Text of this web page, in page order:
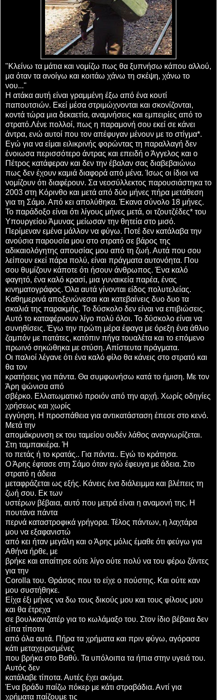
"Κλείνω τα μάτια και νομίζω πως θα ξυπνήσω κάπου αλλού,
μα όταν τα ανοίγω και κοιτάω χάνω τη σκέψη, χάνω το
νου..."
Η ατάκα αυτή είναι γραμμένη έξω από ένα κουτί
παπουτσιών. Εκεί μέσα στριμώχνονται και σκονίζονται,
κοντά τώρα μια δεκαετία, αναμνήσεις και εμπειρίες από το
στρατό.Λένε πολλοί, πως η παραμονή σου εκεί σε κάνει
άντρα, ενώ αυτοί που τον απέφυγαν μένουν με το στίγμα*.
Εγώ για να είμαι ειλικρινής φορώντας τη παραλλαγή δεν
ένοιωσα περισσότερο άντρας και επειδή ο Άγγελος και ο
Πέτρος κατάφεραν και δεν την έβαλαν σας διαβεβαιώνω
πως δεν έχουν καμιά διαφορά από μένα. Ίσως οι ίδιοι να
νομίζουν ότι διαφέρουν. Σα νεοσύλλεκτος παρουσιάστηκα το
2003 στη Κόρινθο και μετά από δύο μήνες πήρα μετάθεση
για τη Σάμο. Από κει απολύθηκα. Έκανα σύνολο 18 μήνες.
Το παράδοξο είναι ότι λίγους μήνες μετά, οι τζουτζέδες* του
Υπουργείου Άμυνας μείωσαν την θητεία στο μισό.
Περίμεναν εμένα μάλλον να φύγω. Ποτέ δεν κατάλαβα την
ανούσια παρουσία μου στο στρατό σε βάρος της
αδικαιολόγητης απουσίας μου από τη ζωή. Αυτά που σου
λείπουν εκεί πάρα πολύ, είναι πράγματα αυτονόητα. Που
σου θυμίζουν κάποτε ότι ήσουν άνθρωπος. Ένα καλό
φαγητό, ένα καλό κρασί, μια γυναικεία παρέα, ένας
κινηματογράφος. Όλα αυτά γίνονται είδος πολυτελείας.
Καθημερινά αποξενώνεσαι και κατεβαίνεις δυο δυο τα
σκαλιά της παρακμής. Το δύσκολο δεν είναι να επιβιώσεις.
Αυτό το καταφέρνουν λίγο πολύ όλοι. Το δύσκολο είναι να
συνηθίσεις. Έγω την πρώτη μέρα έφαγα με όρεξη ένα άθλιο
ζαμπόν με πατάτες, κατόπιν πήγα τουαλέτα και το επόμενο
πρωινό σηκώθηκα με στύση. Απίστευτα πράγματα.
Οι παλιοί λέγανε ότι ένα καλό φίλο θα κάνεις στο στρατό και
θα τον
κρατήσεις για πάντα. Θα συμφωνήσω κατά το ήμιση. Με τον
Άρη ψώνισα από
σβέρκο. Ελλατωματικό προιόν από την αρχή. Χωρίς οδηγίες
χρήσεως και χωρίς
εγγύηση. Η προσπάθεια για αντικατάσταση έπεσε στο κενό.
Μετά την
απομάκρυνση εκ του ταμείου ουδέν λάθος αναγνωρίζεται.
Στη ταμπακιέρα. Ή
το πετάς ή το κρατάς.. Για πάντα.. Εγώ το κράτησα.
Ο Άρης έφτασε στη Σάμο όταν εγώ έφευγα με άδεια. Στο
στρατό η άδεια
μεταφράζεται ως εξής. Κάνεις ένα διάλειμμα και βλέπεις τη
ζωή σου. Εκ των
υστέρων βέβαια, αυτό που μετρά είναι η αναμονή της. Η
πουτάνα πάντα
περνά καταστροφικά γρήγορα. Τέλος πάντων, η λαχτάρα
μου να εξαφανιστώ
από κει ήταν μεγάλη και ο Άρης μόλις έμαθε ότι φεύγω για
Αθήνα ήρθε, με
βρήκε και απαίτησε ούτε λίγο ούτε πολύ να του φέρω ζάντες
για την
Corolla του. Θράσος που το είχε ο πούστης. Και ούτε καν
μου συστήθηκε.
Είχα έξι μήνες να δω τους δικούς μου και τους φίλους μου
και θα έτρεχα
σε βουλκανιζατέρ για το κωλάμαξο του. Στον ίδιο βέβαια δεν
είπα τίποτα
από όλα αυτά. Πήρα τα χρήματα και πριν φύγω, αγόρασα
κάτι μεταχειρισμένες
που βρήκα στο Βαθύ. Τα υπόλοιπα τα ήπια στην υγειά του.
Αυτός δεν
κατάλαβε τίποτα. Αυτές έχει ακόμα.
Ένα βράδυ παίζω πόκερ με κάτι στραβάδια. Αντί για
χρήματα παίζουμε τις